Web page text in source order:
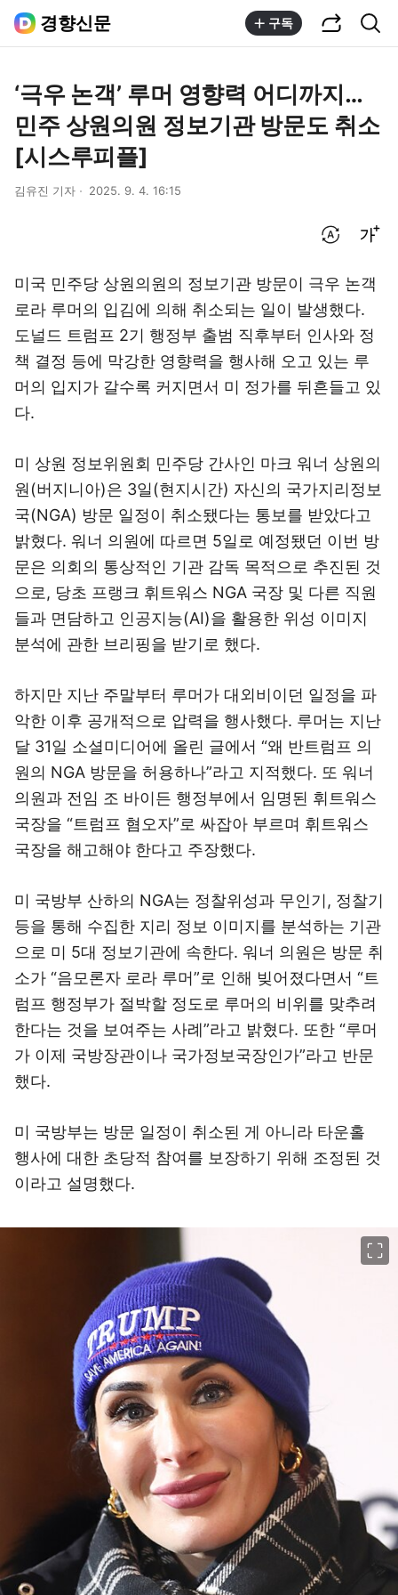
경향신문 구독
‘극우 논객’ 루머 영향력 어디까지…
민주 상원의원 정보기관 방문도 취소
[시스루피플]
김유진 기자 2025. 9. 4. 16:15
미국 민주당 상원의원의 정보기관 방문이 극우 논객
로라 루머의 입김에 의해 취소되는 일이 발생했다.
도널드 트럼프 2기 행정부 출범 직후부터 인사와 정
책 결정 등에 막강한 영향력을 행사해 오고 있는 루
머의 입지가 갈수록 커지면서 미 정가를 뒤흔들고 있
다.
미 상원 정보위원회 민주당 간사인 마크 워너 상원의
원(버지니아)은 3일(현지시간) 자신의 국가지리정보
국(NGA) 방문 일정이 취소됐다는 통보를 받았다고
밝혔다. 워너 의원에 따르면 5일로 예정됐던 이번 방
문은 의회의 통상적인 기관 감독 목적으로 추진된 것
으로, 당초 프랭크 휘트워스 NGA 국장 및 다른 직원
들과 면담하고 인공지능(AI)을 활용한 위성 이미지
분석에 관한 브리핑을 받기로 했다.
하지만 지난 주말부터 루머가 대외비이던 일정을 파
악한 이후 공개적으로 압력을 행사했다. 루머는 지난
달 31일 소셜미디어에 올린 글에서 “왜 반트럼프 의
원의 NGA 방문을 허용하나”라고 지적했다. 또 워너
의원과 전임 조 바이든 행정부에서 임명된 휘트워스
국장을 “트럼프 혐오자”로 싸잡아 부르며 휘트워스
국장을 해고해야 한다고 주장했다.
미 국방부 산하의 NGA는 정찰위성과 무인기, 정찰기
등을 통해 수집한 지리 정보 이미지를 분석하는 기관
으로 미 5대 정보기관에 속한다. 워너 의원은 방문 취
소가 “음모론자 로라 루머”로 인해 빚어졌다면서 “트
럼프 행정부가 절박할 정도로 루머의 비위를 맞추려
한다는 것을 보여주는 사례”라고 밝혔다. 또한 “루머
가 이제 국방장관이나 국가정보국장인가”라고 반문
했다.
미 국방부는 방문 일정이 취소된 게 아니라 타운홀
행사에 대한 초당적 참여를 보장하기 위해 조정된 것
이라고 설명했다.